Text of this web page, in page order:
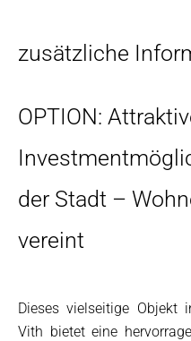
zusätzliche
OPTION:
der Stadt –
vereint
Dieses vielseitige Objekt
Vith bietet eine